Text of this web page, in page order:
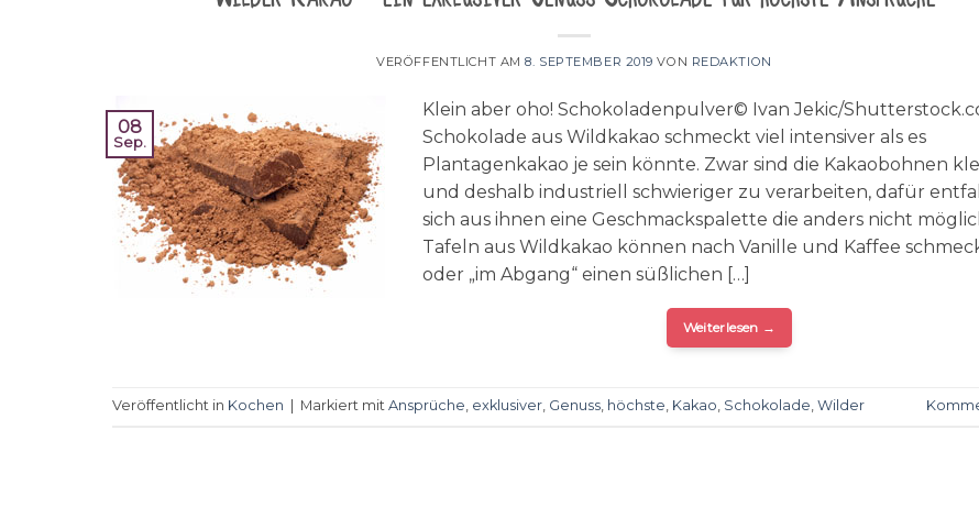
VERÖFFENTLICHT AM8. SEPTEMBER 2019 VON REDAKTION
08
Sep.
Klein aber oho! Schokoladenpulver© Ivan Jekic/
Schokolade aus Wildkakao schmeckt viel intensiver als es
Plantagenkakao je sein könnte. Zwar sind die Kakaobohnen
und deshalb industriell schwieriger zu verarbeiten, dafür
sich aus ihnen eine Geschmackspalette die anders nicht
Tafeln aus Wildkakao können nach Vanille und Kaffee
oder „im Abgang“ einen süßlichen […]
Weiterlesen →
Veröffentlicht in Kochen Markiert mit Ansprüche, exklusiver, Genuss, höchste, Kakao, Schokolade, Wilder